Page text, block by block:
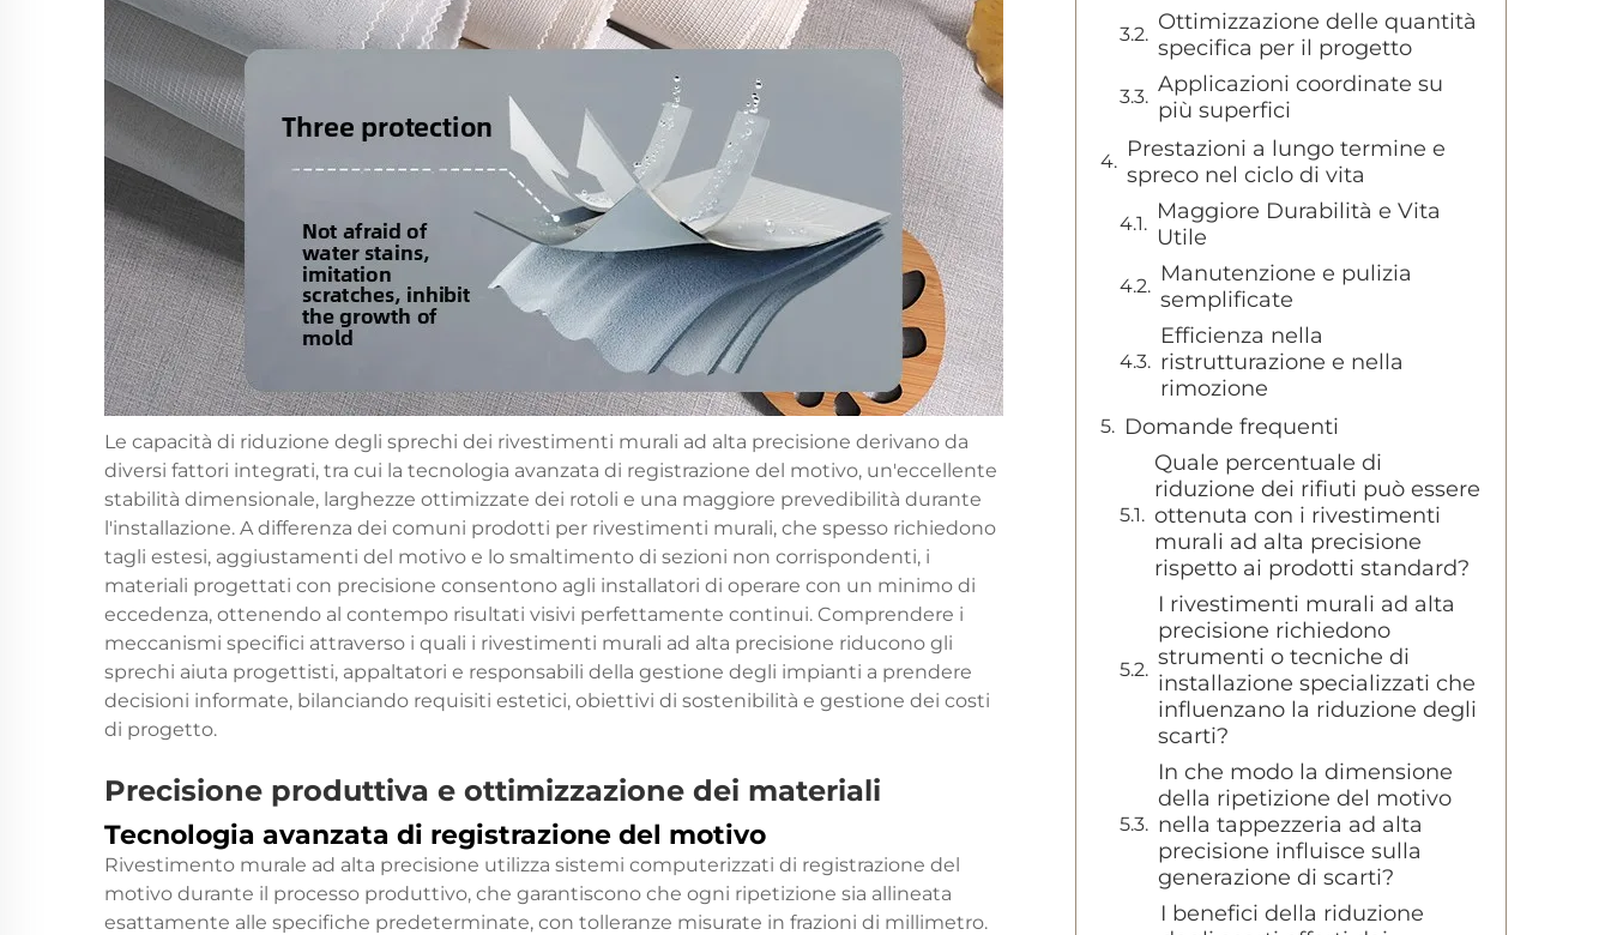
Le capacità di riduzione degli sprechi dei rivestimenti murali ad alta precisione derivano da
diversi fattori integrati, tra cui la tecnologia avanzata di registrazione del motivo, un'eccellente
stabilità dimensionale, larghezze ottimizzate dei rotoli e una maggiore prevedibilità durante
l'installazione. A differenza dei comuni prodotti per rivestimenti murali, che spesso richiedono
tagli estesi, aggiustamenti del motivo e lo smaltimento di sezioni non corrispondenti, i
materiali progettati con precisione consentono agli installatori di operare con un minimo di
eccedenza, ottenendo al contempo risultati visivi perfettamente continui. Comprendere i
meccanismi specifici attraverso i quali i rivestimenti murali ad alta precisione riducono gli
sprechi aiuta progettisti, appaltatori e responsabili della gestione degli impianti a prendere
decisioni informate, bilanciando requisiti estetici, obiettivi di sostenibilità e gestione dei costi
di progetto.
Precisione produttiva e ottimizzazione dei materiali
Tecnologia avanzata di registrazione del motivo
Rivestimento murale ad alta precisione utilizza sistemi computerizzati di registrazione del
motivo durante il processo produttivo, che garantiscono che ogni ripetizione sia allineata
esattamente alle specifiche predeterminate, con tolleranze misurate in frazioni di millimetro.
Ottimizzazione delle quantità
specifica per il progetto
Applicazioni coordinate su
più superfici
Prestazioni a lungo termine e
spreco nel ciclo di vita
Maggiore Durabilità e Vita
Utile
Manutenzione e pulizia
semplificate
Efficienza nella
ristrutturazione e nella
rimozione
Domande frequenti
Quale percentuale di
riduzione dei rifiuti può essere
ottenuta con i rivestimenti
murali ad alta precisione
rispetto ai prodotti standard?
I rivestimenti murali ad alta
precisione richiedono
strumenti o tecniche di
installazione specializzati che
influenzano la riduzione degli
scarti?
In che modo la dimensione
della ripetizione del motivo
nella tappezzeria ad alta
precisione influisce sulla
generazione di scarti?
I benefici della riduzione